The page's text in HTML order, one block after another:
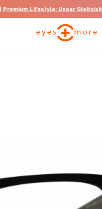
Premium Lifestyle: Unser